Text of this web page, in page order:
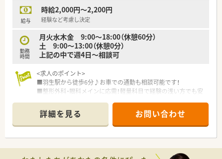
■勤続5年ごとに公休として「リフレッシュ休暇」が5日間付与さ
れます。
るイベントも開催しています。
給与
時給2,000円～2,200円
経験など考慮し決定
勤務
時間
月火水木金 9:00～18:00（休憩60分）
土 9:00～13:00（休憩0分）
上記の中で週4日～相談可
<求人のポイント>
■羽生駅から徒歩6分♪お車での通勤も相談可能です！
■整形外科・眼科メインに応需！軽量科目で経験の浅い方でも安
■週4日以上から相談可！土曜日半日開局☆就業時間はご相談く
ださい
<こんな会社です>
かかりつけ薬局となるように社員一同日々研鑽を重ねていま
詳細を見る お問い合わせ